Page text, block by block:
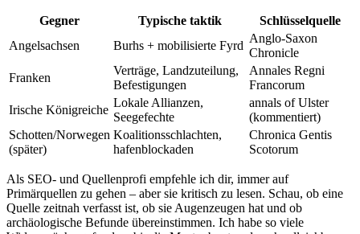
Gegner Typische⁤ taktik
Schlüsselquelle
Angelsachsen
Burhs ⁣+⁤ mobilisierte Fyrd
Anglo-Saxon
Chronicle
Franken
Verträge, Landzuteilung,
Befestigungen
Annales‍ Regni
Francorum
Irische‍ Königreiche
Lokale⁢ Allianzen, ​
Seegefechte
annals of⁢ Ulster
(kommentiert)
Schotten/Norwegen
(später)
Koalitionsschlachten,
hafenblockaden
Chronica Gentis⁢
Scotorum
Als SEO-⁤ und Quellenprofi⁤ empfehle ich dir, immer⁣ auf
⁤Primärquellen zu gehen – ⁢aber sie kritisch‍ zu lesen. Schau,‍ ob eine
Quelle‍ zeitnah⁤ verfasst ist, ob sie ⁢Augenzeugen hat und ob⁢
archäologische Befunde⁢ übereinstimmen. ⁣Ich⁤ habe so viele